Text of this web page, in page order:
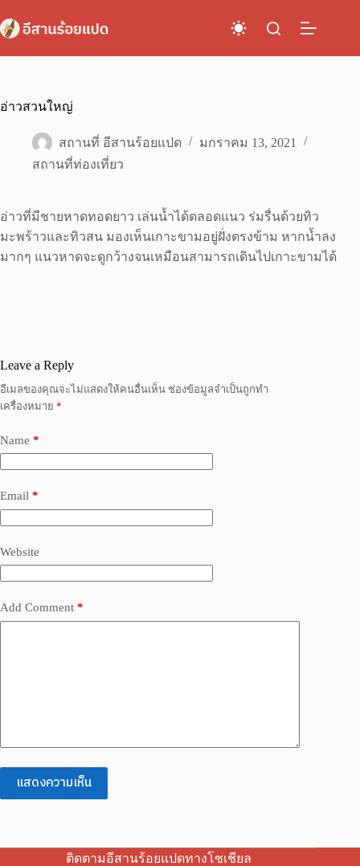
to
content
อ่าวสวนใหญ่
สถานที่ อีสานร้อยแปด
มกราคม 13, 2021
สถานที่ท่องเที่ยว
อ่าวที่มีชายหาดทอดยาว เล่นน้ำได้ตลอดแนว ร่มรื่นด้วยทิว
มะพร้าวและทิวสน มองเห็นเกาะขามอยู่ฝั่งตรงข้าม หากน้ำลง
มากๆ แนวหาดจะดูกว้างจนเหมือนสามารถเดินไปเกาะขามได้
Leave a Reply
อีเมลของคุณจะไม่แสดงให้คนอื่นเห็น ช่องข้อมูลจำเป็นถูกทำ
เครื่องหมาย *
Name *
Email *
Website
Add Comment *
แสดงความเห็น
ติดตามอีสานร้อยแปดทางโซเชียล